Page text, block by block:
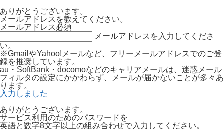
ありがとうございます。
メールアドレスを教えてください。
メールアドレス必須
メールアドレスを入力してくださ
い。
※GmailやYahoo!メールなど、フリーメールアドレスでのご登
録を推奨しています。
au・SoftBank・docomoなどのキャリアメールは、迷惑メール
フィルタの設定にかかわらず、メールが届かないことが多々あ
ります。
入力しました
ありがとうございます。
サービス利用のためのパスワードを
英語と数字8文字以上の組み合わせで入力してください。